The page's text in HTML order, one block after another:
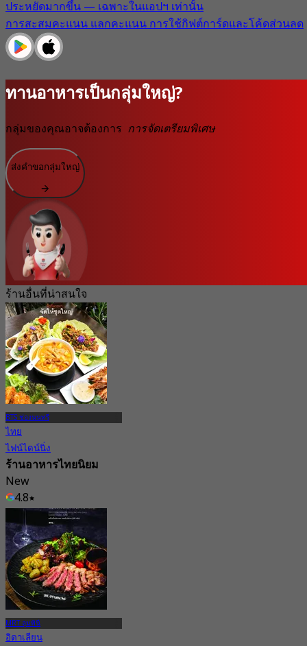
ประหยัดมากขึ้น — เฉพาะในแอปฯ เท่านั้น
การสะสมคะแนน แลกคะแนน การใช้กิฟต์การ์ดและโค้ดส่วนลด
ทานอาหารเป็นกลุ่มใหญ่?
กลุ่มของคุณอาจต้องการ การจัดเตรียมพิเศษ
ส่งคำขอกลุ่มใหญ่
ร้านอื่นที่น่าสนใจ
BTS ช่องนนทรี
ไทย
ไฟน์ไดน์นิ่ง
ร้านอาหารไทยนิยม
New
4.8
จาก฿ 390
MRT ลุมพินี
อิตาเลียน